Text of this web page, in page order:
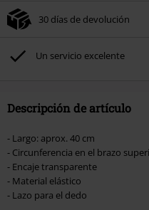
No acumulable con otras
Rammstein, (Till) Lindemann,
Hosen, Metality, Funko Pop!, vales
30 días de devolución
Un servicio excelente
Descripción de artículo
- Largo: aprox. 40 cm
- Circunferencia en el brazo
- Encaje transparente
- Material elástico
- Lazo para el dedo